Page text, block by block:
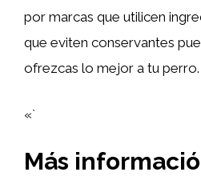
por marcas que utilicen
que eviten conservantes
ofrezcas lo mejor a tu perro.
«`
Más